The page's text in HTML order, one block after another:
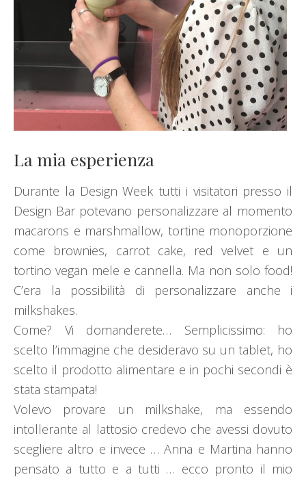
La mia esperienza
Durante la Design Week tutti i visitatori presso il
Design Bar potevano personalizzare al momento
macarons e marshmallow, tortine monoporzione
come brownies, carrot cake, red velvet e un
tortino vegan mele e cannella. Ma non solo food!
C’era la possibilità di personalizzare anche i
milkshakes.
Come? Vi domanderete… Semplicissimo: ho
scelto l’immagine che desideravo su un tablet, ho
scelto il prodotto alimentare e in pochi secondi è
stata stampata!
Volevo provare un milkshake, ma essendo
intollerante al lattosio credevo che avessi dovuto
scegliere altro e invece … Anna e Martina hanno
pensato a tutto e a tutti … ecco pronto il mio